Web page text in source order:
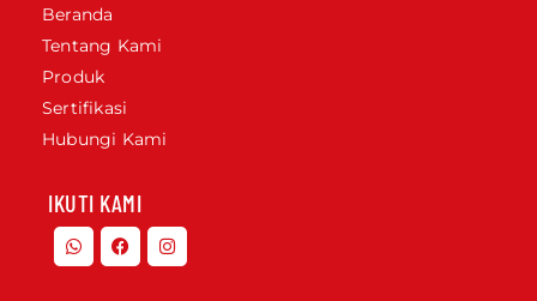
Beranda
Tentang Kami
Produk
Sertifikasi
Hubungi Kami
IKUTI KAMI